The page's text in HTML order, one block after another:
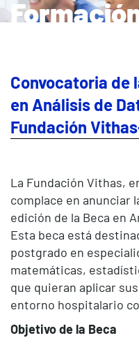
Convocatoria de
en Análisis de
Fundación
La Fundación Vithas,
complace en anunciar
edición de la Beca en
Esta beca está
postgrado en
matemáticas,
que quieran aplicar
entorno hospitalario
Objetivo de la Beca